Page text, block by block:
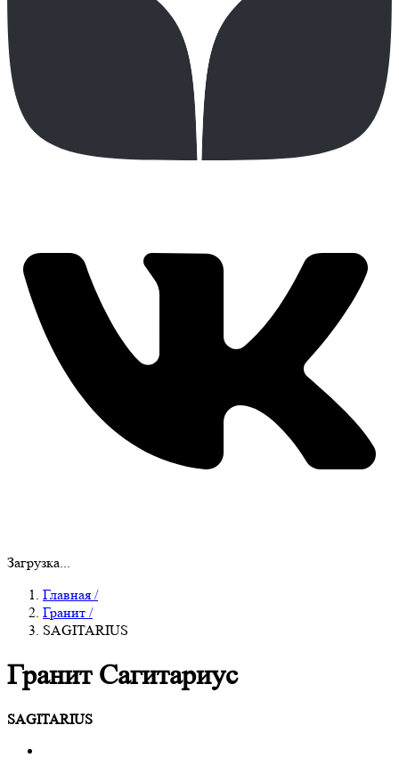
Загрузка...
Главная /
Гранит /
SAGITARIUS
Гранит Сагитариус
SAGITARIUS